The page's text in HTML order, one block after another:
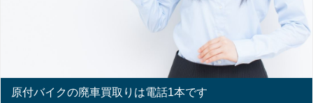
原付バイクの廃車買取りは電話1本です